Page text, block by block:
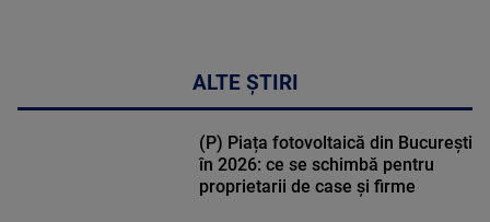
ALTE ȘTIRI
(P) Piața fotovoltaică din București
în 2026: ce se schimbă pentru
proprietarii de case și firme